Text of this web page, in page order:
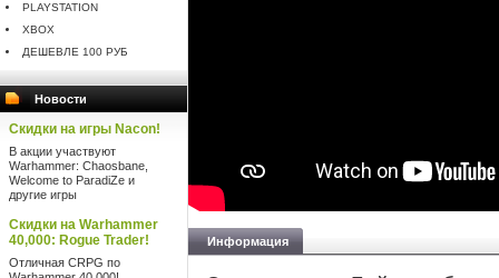
PLAYSTATION
XBOX
ДЕШЕВЛЕ 100 РУБ
Новости
Скидки на игры Nacon!
В акции участвуют
Warhammer: Chaosbane,
Welcome to ParadiZe и
другие игры
Скидки на Warhammer
40,000: Rogue Trader!
Отличная CRPG по
Информация